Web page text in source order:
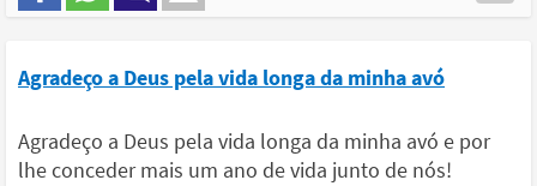
Agradeço a Deus pela vida longa da minha avó
Agradeço a Deus pela vida longa da minha avó e por
lhe conceder mais um ano de vida junto de nós!